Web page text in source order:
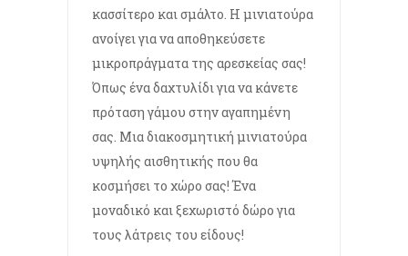
κασσίτερο και σμάλτο. Η μινιατούρα
ανοίγει για να αποθηκεύσετε
μικροπράγματα της αρεσκείας σας!
Όπως ένα δαχτυλίδι για να κάνετε
πρόταση γάμου στην αγαπημένη
σας. Μια διακοσμητική μινιατούρα
υψηλής αισθητικής που θα
κοσμήσει το χώρο σας! Ένα
μοναδικό και ξεχωριστό δώρο για
τους λάτρεις του είδους!